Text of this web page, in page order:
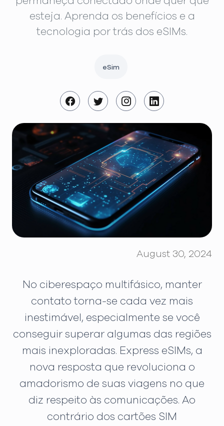
esteja. Aprenda os benefícios e a
tecnologia por trás dos eSIMs.
eSim
August 30, 2024
No ciberespaço multifásico, manter
contato torna-se cada vez mais
inestimável, especialmente se você
conseguir superar algumas das regiões
mais inexploradas. Express eSIMs, a
nova resposta que revoluciona o
amadorismo de suas viagens no que
diz respeito às comunicações. Ao
contrário dos cartões SIM